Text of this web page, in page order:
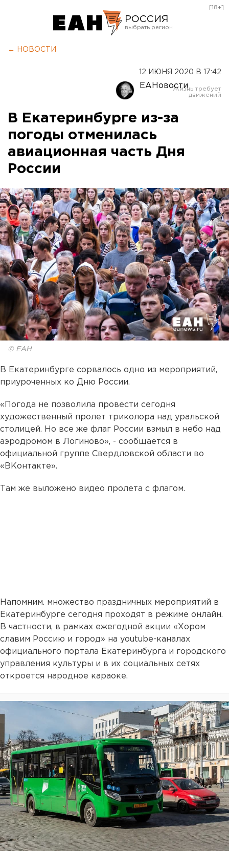
РОССИЯ
Оренбург
[18+]
← НОВОСТИ
12 ИЮНЯ 2020 В 17:42
ЕАНовости
В Екатеринбурге из-за
погоды отменилась
авиационная часть Дня
России
© ЕАН
В Екатеринбурге сорвалось одно из мероприятий,
приуроченных ко Дню России.
«Погода не позволила провести сегодня
художественный пролет триколора над уральской
столицей. Но все же флаг России взмыл в небо над
аэродромом в Логиново», - сообщается в
официальной группе Свердловской области во
«ВКонтакте».
Там же выложено видео пролета с флагом.
Напомним. множество праздничных мероприятий в
Екатеринбурге сегодня проходят в режиме онлайн.
В частности, в рамках ежегодной акции «Хором
славим Россию и город» на youtube-каналах
официального портала Екатеринбурга и городского
управления культуры и в их социальных сетях
откроется народное караоке.